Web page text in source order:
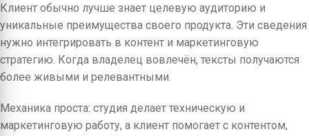
Клиент обычно лучше знает целевую аудиторию и
уникальные преимущества своего продукта. Эти сведения
нужно интегрировать в контент и маркетинговую
стратегию. Когда владелец вовлечён, тексты получаются
более живыми и релевантными.
Механика проста: студия делает техническую и
маркетинговую работу, а клиент помогает с контентом,